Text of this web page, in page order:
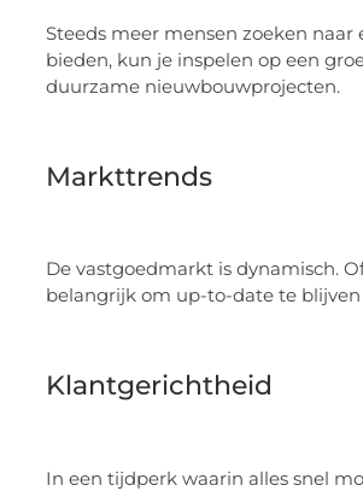
Steeds meer mensen zoeken
bieden, kun je inspelen op een
duurzame nieuwbouwprojecten.
Markttrends
De vastgoedmarkt is dynamisch.
belangrijk om up-to-date te
Klantgerichtheid
In een tijdperk waarin alles snel